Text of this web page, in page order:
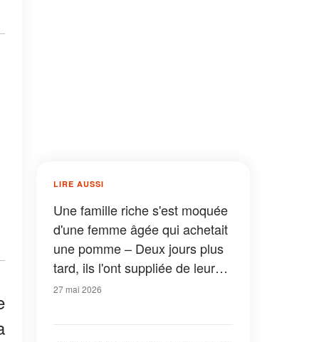
LIRE AUSSI
Une famille riche s'est moquée
d'une femme âgée qui achetait
une pomme – Deux jours plus
tard, ils l'ont suppliée de leur
pardonner
27 mai 2026